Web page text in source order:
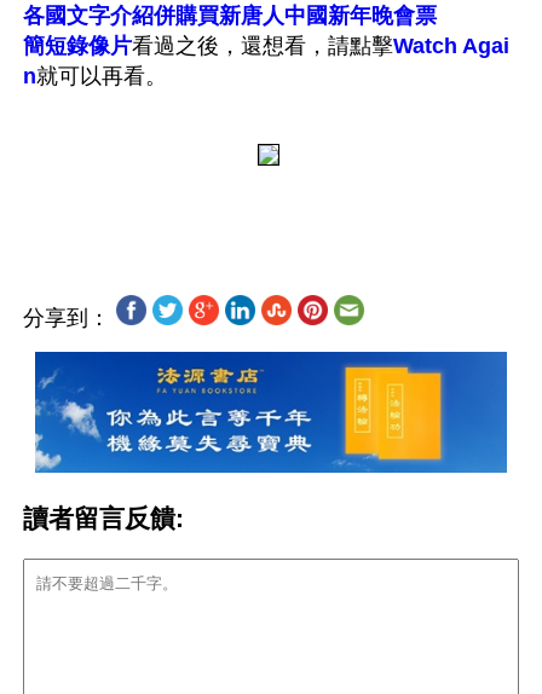
各國文字介紹併購買新唐人中國新年晚會票
簡短錄像片看過之後，還想看，請點擊Watch Agai
n就可以再看。
分享到：
讀者留言反饋: